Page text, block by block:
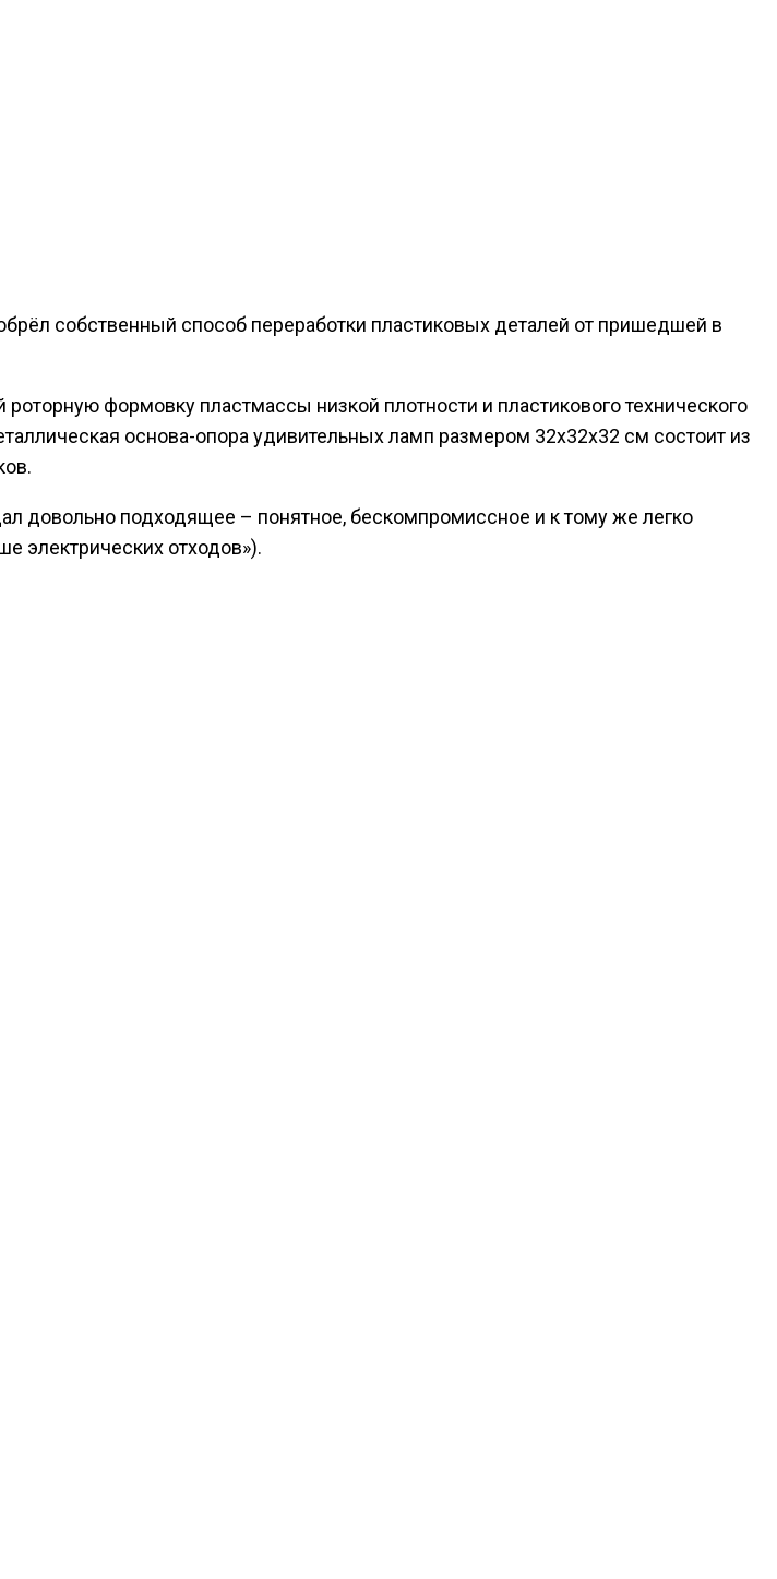
собственный способ переработки пластиковых деталей от пришедшей в
формовку пластмассы низкой плотности и пластикового технического
основа-опора удивительных ламп размером 32х32х32 см состоит из
довольно подходящее – понятное, бескомпромиссное и к тому же легко
электрических отходов»).